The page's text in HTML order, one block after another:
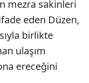
mezra sakinleri
eden Düzen,
birlikte
ulaşım
ereceğini